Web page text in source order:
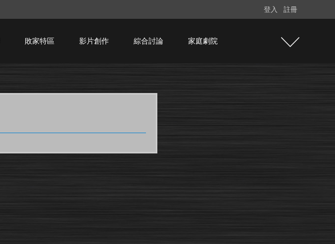
登入 註冊
敗家特區 影片創作 綜合討論 家庭劇院